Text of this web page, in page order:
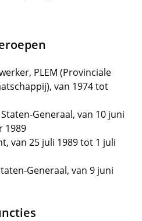
PLEM (Provinciale
van 1974 tot
Generaal, van 10 juni
1989
van 25 juli 1989 tot 1 juli
Generaal, van 9 juni